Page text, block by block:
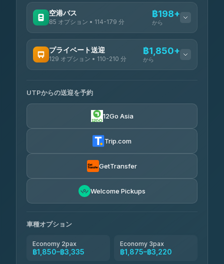
空港バス
85 オプション • 114-179 分
฿198+
から
Rayong Tour
4.37 ฿198-฿220
プライベート送迎
129 オプション • 110-210 分
฿1,850+
から
Glassflower
4.68(1,662)
฿1,875-฿3,381
Than Car Service
4.84
UTPからの送迎を予約
12Go Asia
Trip.com
GetTransfer
Welcome Pickups
車種オプション
Economy 2pax
฿1,850–฿3,335
Economy 3pax
฿1,875–฿3,220